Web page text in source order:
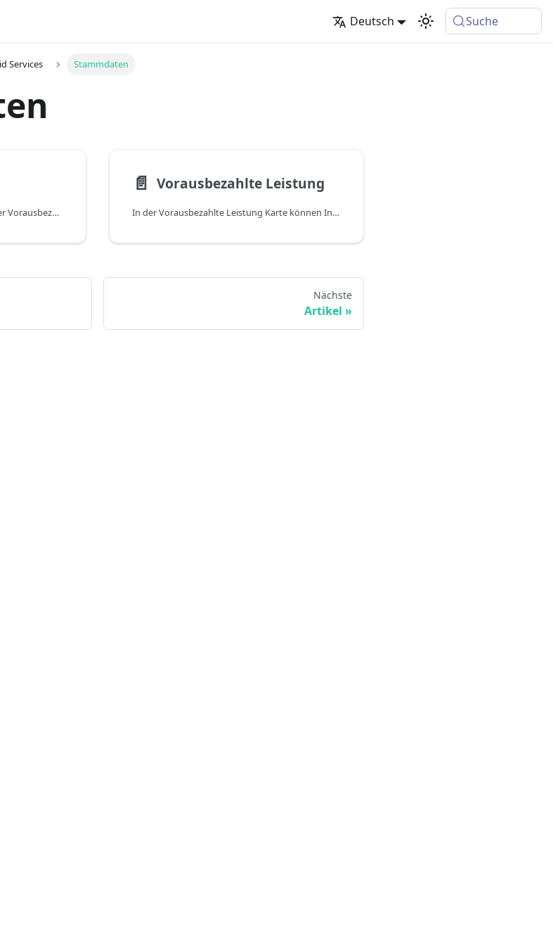
Deutsch Suche
Services Stammdaten
Bevor ein Artikel zum Aufladen einer Vorausbezahlten Leistung verwendet werden kann (Feld Vorausbezahlte Leistung im Register Allgemein auf der Artikelkarte), muss er die folgenden Anforderungen erfüllen:
📄️ Vorausbezahlte Leistung
In der Vorausbezahlte Leistung Karte können Informationen und Details zu der konkreten Vorausbezahlte Leistung gesammelt werden. Hier ist u.a. der aktuelle Stand des Guthabens ersichtlich. Nachdem der Kunde eine Vorausbezahlte Leistung aufgeladen hat, kann sie je nach Bedarf verbraucht werden.
Nächste
Artikel